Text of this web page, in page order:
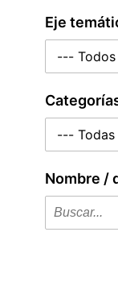
Eje
Nombre /